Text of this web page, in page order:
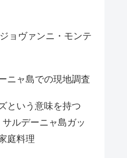
ョヴァンニ・モンテ
ニャ島での現地調査
という意味を持つ
ルデーニャ島ガッ
庭料理